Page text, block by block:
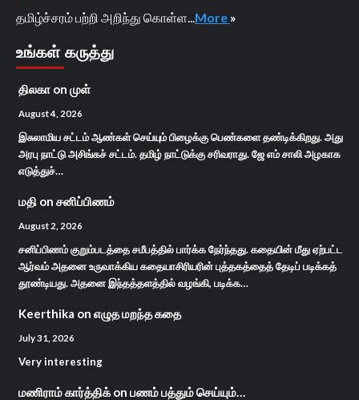
தமிழ்ச்சரம் பற்றி அறிந்து கொள்ள... More »
உங்கள் கருத்து
திலகா on முள்
August 4, 2026
இசுலாமிய சட்டம் ஆண்கள் செய்யும் பிழைக்கு பெண்களை தண்டிக்கிறது. அது
அரபு நாட்டு அசிங்கச் சட்டம். தமிழ் நாட்டுக்கு சரிவராது. ஜே எம் சாலி அழகாக
எடுத்துச்…
மதி on சனிப்பிணம்
August 2, 2026
சனிப்பிணம் குறும்படத்தை சமீபத்தில் பார்க்க நேர்ந்தது. கதையின் மீது ஏற்பட்ட
ஆர்வம் அதனை உருவாக்கிய கதையாசிரியரின் புத்தகத்தைத் தேடிப் படிக்கத்
தூண்டியது. அதனை இந்தத்தளத்தில் வழங்கி, படிக்க…
Keerthika on எழுத மறந்த கதை
July 31, 2026
Very interesting
மணிராம் கார்த்திக்on பணம் பத்தும் செய்யும்…